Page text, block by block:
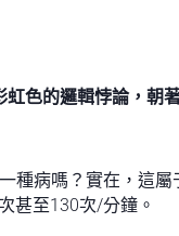
色的邏輯悖論，朝
種病嗎？實在，這
甚至130次/分鐘。